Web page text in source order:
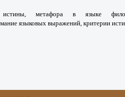
истины, метафора в языке
языковых выражений, критерии